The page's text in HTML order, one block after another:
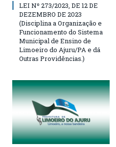
LEI Nº 273/2023, DE 12 DE
DEZEMBRO DE 2023
(Disciplina a Organização e
Funcionamento do Sistema
Municipal de Ensino de
Limoeiro do Ajuru/PA e dá
Outras Providências.)